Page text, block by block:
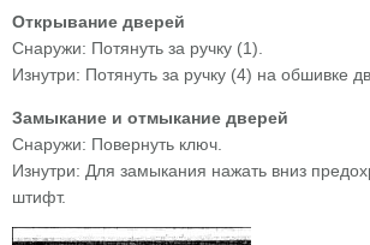
Открывание дверей
Снаружи: Потянуть за ручку (1).
Изнутри: Потянуть за ручку (4) на обшивке
Замыкание и отмыкание дверей
Снаружи: Повернуть ключ.
Изнутри: Для замыкания нажать вниз
штифт.